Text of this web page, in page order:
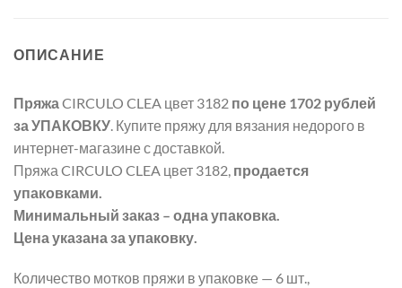
ОПИСАНИЕ
Пряжа CIRCULO CLEA цвет 3182 по цене 1702 рублей
за УПАКОВКУ . Купите пряжу для вязания недорого в
интернет-магазине с доставкой.
Пряжа CIRCULO CLEA цвет 3182, продается
упаковками.
Минимальный заказ – одна упаковка.
Цена указана за упаковку.
Количество мотков пряжи в упаковке — 6 шт.,